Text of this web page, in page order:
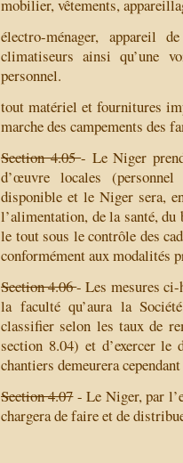
mobilier, vêtements,
électro-ménager, appareil
climatiseurs ainsi qu’une
personnel.
tout matériel et fournitures
marche des campements des
Section 4.05- Le Niger
d’œuvre locales
disponible et le Niger sera,
l’alimentation, de la santé,
le tout sous le contrôle des
conformément aux modalités
Section 4.06- Les mesures
la faculté qu’aura la
classifier selon les taux de
section 8.04) et d’exercer
chantiers demeurera
Section 4.07- Le Niger, par
chargera de faire et de